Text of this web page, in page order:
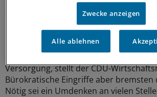
„Überbordende Bürokratie“:
CDU sorgt sich um Zukunft der
Pflegeinfrastruktur
Bau, Erhalt und Modernisierung von
seien Voraussetzungen für den Erhalt
Versorgung, stellt der CDU-
Bürokratische Eingriffe aber bremsten
Nötig sei ein Umdenken an vielen
Zwecke anzeigen
Alle ablehnen